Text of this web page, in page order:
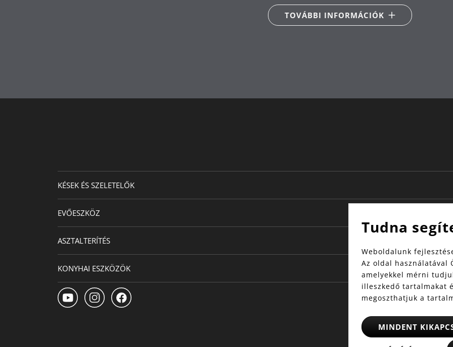
Alkalmas kerámia-, gáz-, elektromos és
TOVÁBBI INFORMÁCIÓK
KÉSEK ÉS SZELETELŐK
EVŐESZKÖZ
ASZTALTERÍTÉS
KONYHAI ESZKÖZÖK
Tudna
Weboldalunk
Az oldal használatával
amelyekkel mérni
illeszkedő tartalmakat
megoszthatjuk a
MINDENT